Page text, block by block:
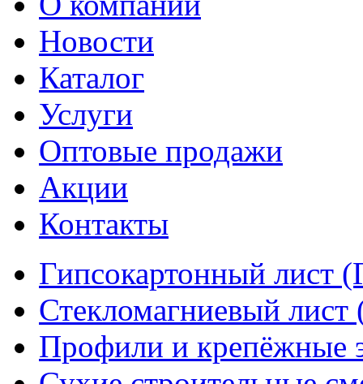
Новости
Каталог
Услуги
Оптовые продажи
Акции
Контакты
Гипсокартонный лист
Стекломагниевый
Профили и